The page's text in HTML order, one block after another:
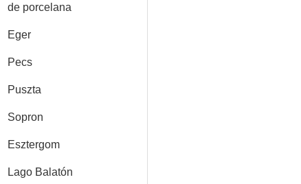
de porcelana
Eger
Pecs
Puszta
Sopron
Esztergom
Lago Balatón